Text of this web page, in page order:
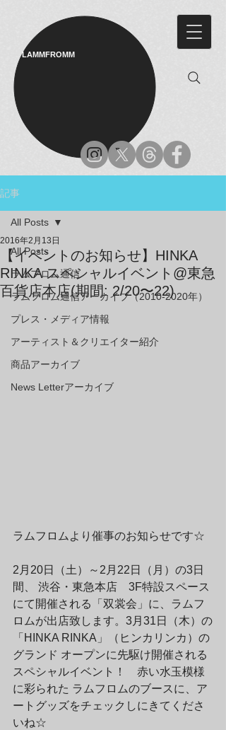
LAMMFROMM​
記事
All Posts
ラムフロム通信
ラムフロム通信アーカイブ（2010-2020年）
プレス・メディア情報
アーティスト＆クリエイター紹介
商品アーカイブ
News Letterアーカイブ
All Posts
【イベントのお知らせ】HINKA
RINKA スペシャルイベント@東急
百貨店本店(期間: 2/20〜22)
2016年2月13日
ラムフロムより催事のお知らせです☆
2月20日（土）～2月22日（月）の3日
間、 渋谷・東急本店　3F特設スペース
にて開催される「双裳会」に、ラムフ
ロムが出店致します。3月31日（木）の
「HINKA RINKA」（ヒンカリンカ）の
グランド オープンに先駆け開催される
スペシャルイベント！　赤い水玉模様
に彩られた ラムフロムのブースに、ア
ートグッズをチェックしにきてくださ
いね☆